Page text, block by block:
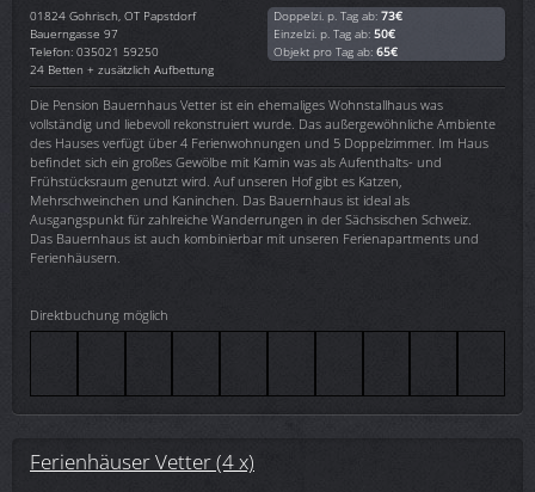
01824 Gohrisch, OT Papstdorf
Bauerngasse 97
Telefon: 035021 59250
24 Betten + zusätzlich Aufbettung
Doppelzi. p. Tag ab: 73€
Einzelzi. p. Tag ab: 50€
Objekt pro Tag ab: 65€
Die Pension Bauernhaus Vetter ist ein ehemaliges Wohnstallhaus was
vollständig und liebevoll rekonstruiert wurde. Das außergewöhnliche Ambiente
des Hauses verfügt über 4 Ferienwohnungen und 5 Doppelzimmer. Im Haus
befindet sich ein großes Gewölbe mit Kamin was als Aufenthalts- und
Frühstücksraum genutzt wird. Auf unseren Hof gibt es Katzen,
Mehrschweinchen und Kaninchen. Das Bauernhaus ist ideal als
Ausgangspunkt für zahlreiche Wanderrungen in der Sächsischen Schweiz.
Das Bauernhaus ist auch kombinierbar mit unseren Ferienapartments und
Ferienhäusern.
Direktbuchung möglich
Ferienhäuser Vetter (4 x)